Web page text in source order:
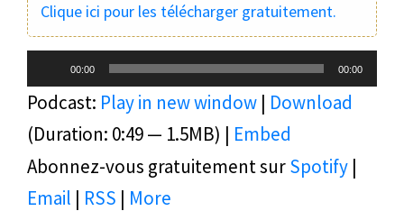
Clique ici pour les télécharger gratuitement.
Lecteur
audio
00:00 00:00
Podcast: Play in new window | Download
(Duration: 0:49 — 1.5MB) | Embed
Abonnez-vous gratuitement surSpotify |
Email | RSS | More